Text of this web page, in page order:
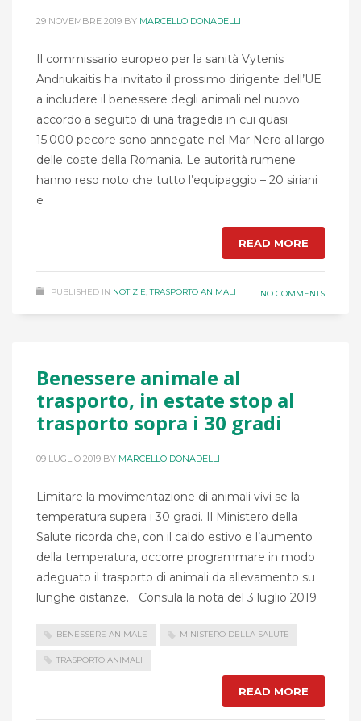
29 NOVEMBRE 2019 BY MARCELLO DONADELLI
Il commissario europeo per la sanità Vytenis
Andriukaitis ha invitato il prossimo dirigente dell’UE
a includere il benessere degli animali nel nuovo
accordo a seguito di una tragedia in cui quasi
15.000 pecore sono annegate nel Mar Nero al largo
delle coste della Romania. Le autorità rumene
hanno reso noto che tutto l’equipaggio – 20 siriani
e
READ MORE
PUBLISHED IN NOTIZIE,TRASPORTO ANIMALI NO COMMENTS
Benessere animale al
trasporto, in estate stop al
trasporto sopra i 30 gradi
09 LUGLIO 2019 BY MARCELLO DONADELLI
Limitare la movimentazione di animali vivi se la
temperatura supera i 30 gradi. Il Ministero della
Salute ricorda che, con il caldo estivo e l’aumento
della temperatura, occorre programmare in modo
adeguato il trasporto di animali da allevamento su
lunghe distanze. Consula la nota del 3 luglio 2019
BENESSERE ANIMALE MINISTERO DELLA SALUTE
TRASPORTO ANIMALI
READ MORE